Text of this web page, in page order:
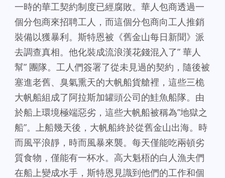
一時的華工契約制度已經腐敗。華人包商透過一
個分包商來招聘工人，而這個分包商向工人推銷
裝備以獲暴利。斯特恩被《舊金山每日新聞》派
去調查真相。他化裝成流浪漢花錢混入了” 華人
幫” 團隊。工人們簽署了從未見過的契約，隨後被
塞進老舊、臭氣熏天的大帆船貨艙裡，這些三桅
大帆船組成了阿拉斯加罐頭公司的鮭魚船隊。由
於船上環境極端惡劣，這些大帆船被稱為”地獄之
船”。上船幾天後，大帆船終於從舊金山出海。時
而風平浪靜，時而風暴來襲。每天僅能吃兩頓劣
質食物，僅能有一杯水。高大魁梧的白人漁夫們
在船上變成水手，斯特恩見識到他們的工作和個